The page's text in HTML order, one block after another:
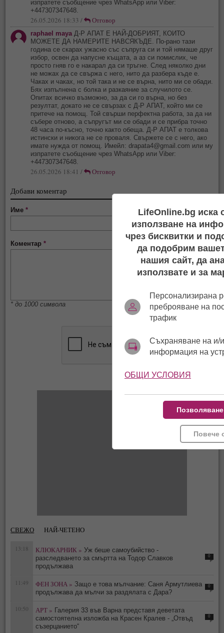
изпратете съобщение чрез WhatsApp или Viber:
+447307347648.
26.05.2026 18:33 / Отговор
raphael maya Д-Р АПАТ Е НАЙ-ДОБРИЯТ, КОИТО
МОЖЕТЕ ДА НАМЕРИТЕ НАВСЯКЪДЕ. По-рано тази
година се скарах ужасно със съпруга си и той нямаше друг
избор, освен да напусне къщата, а аз си помислих, че
просто гняв го е накарал да си тръгне. След няколко дни
не можах да се свържа с него, нито да разбера къде е.
Чаках и чаках, но той така и не се върна, нито ми се обади.
Бях изпълнена с болка и разкаяние за случилото се.
Опитах всичко възможно, за да си го върна, но без
резултат, докато не се свързах с Д-Р АПАТ, който ми се
притече на помощ. Той свърши перфектна работа, за да ни
събере отново, а съпругът ми се обади и се прибра точно
48 часа по-късно, точно както обеща. Д-Р АПАТ е толкова
истински и никога не се проваля. Свържете се с него, ако
имате нужда от помощ. Имейл:drapata4@gmail.com или му
изпратете съобщение чрез WhatsApp или Viber:
+447307347648.
26.05.2026 18:41 / Отговор
Добави коментар
Име*
Коментар*
* до 1000 символа
СВЕЖО НАЙ-ЧЕТЕНО
13:18 КЛЮКАРНИК » Уж беше самоубийство -
разследването за смъртта на Тодор Славков
продължава
0
11:49 ФЕН ЗОНА » Защо е това мълчание: Саня Армутлиева
продължава да мълчи за раздялата с Дара?
0
10:50 АРТ » Галерия 33 във Варна представя деветата
самостоятелна изложба на Красен Кралев - „Отвъд
съзерцанието“
0
LifeOnline.bg иска
използване на
чрез бисквитки и
да подобрим
нашия сайт, да
използвате и за
Персонализирана
преброяване на
трафик
Съхраняване на и/
информация на
ОБЩИ УСЛОВИЯ
Повече